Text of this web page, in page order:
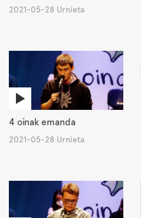
2021-05-28 Urnieta
4 oinak emanda
2021-05-28 Urnieta